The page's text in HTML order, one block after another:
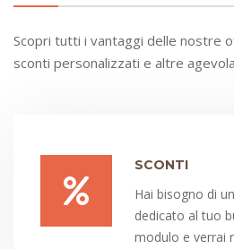
Scopri tutti i vantaggi delle nostre
sconti personalizzati e altre
SCONTI
Hai bisogno di
dedicato al tuo
modulo e verrai